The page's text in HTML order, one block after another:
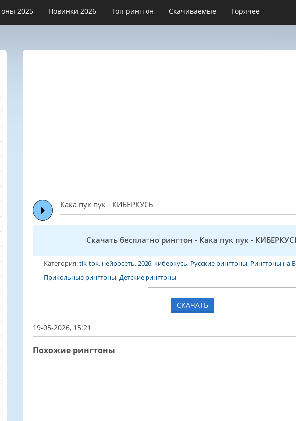
2025 Новинки 2026 Топ рингтон Скачиваемые Горячее
Кака пук пук - КИБЕРКУСЬ
Скачать бесплатно рингтон - Кака пук пук -
Категория:tik-tok, нейросеть,2026, киберкусь, Русские рингтоны, Рингтоны на
Прикольные рингтоны,Детские рингтоны
СКАЧАТЬ
19-05-2026, 15:21
Похожие рингтоны